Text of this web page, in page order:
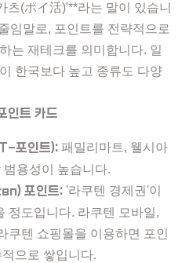
츠(ポイ活)'**라는 말이 있습니
임말로, 포인트를 전략적으로
는 재테크를 의미합니다. 일
한국보다 높고 종류도 다양
인트 카드
포인트): 패밀리마트, 웰시아
범용성이 높습니다.
포인트: '라쿠텐 경제권'이
정도입니다. 라쿠텐 모바일,
쿠텐 쇼핑몰을 이용하면 포인
으로 쌓입니다.